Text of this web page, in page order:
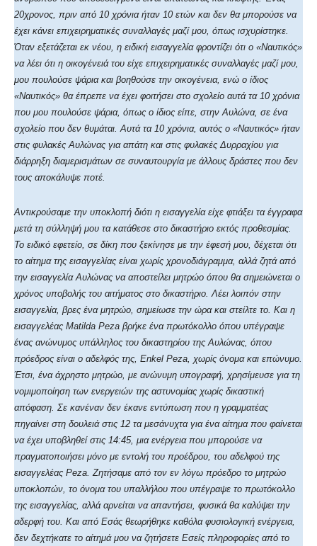
20χρονος, πριν από 10 χρόνια ήταν 10 ετών και δεν θα μπορούσε να
έχει κάνει επιχειρηματικές συναλλαγές μαζί μου, όπως ισχυρίστηκε.
Όταν εξετάζεται εκ νέου, η ειδική εισαγγελία φροντίζει ότι ο «Ναυτικός»
να λέει ότι η οικογένειά του είχε επιχειρηματικές συναλλαγές μαζί μου,
μου πουλούσε ψάρια και βοηθούσε την οικογένεια, ενώ ο ίδιος
«Ναυτικός» θα έπρεπε να έχει φοιτήσει στο σχολείο αυτά τα 10 χρόνια
που μου πουλούσε ψάρια, όπως ο ίδιος είπε, στην Αυλώνα, σε ένα
σχολείο που δεν θυμάται. Αυτά τα 10 χρόνια, αυτός ο «Ναυτικός» ήταν
στις φυλακές Αυλώνας για απάτη και στις φυλακές Δυρραχίου για
διάρρηξη διαμερισμάτων σε συναυτουργία με άλλους δράστες που δεν
τους αποκάλυψε ποτέ.
Αντικρούσαμε την υποκλοπή διότι η εισαγγελία είχε φτιάξει τα έγγραφα
μετά τη σύλληψή μου τα κατάθεσε στο δικαστήριο εκτός προθεσμίας.
Το ειδικό εφετείο, σε δίκη που ξεκίνησε με την έφεσή μου, δέχεται ότι
το αίτημα της εισαγγελίας είναι χωρίς χρονοδιάγραμμα, αλλά ζητά από
την εισαγγελία Αυλώνας να αποστείλει μητρώο όπου θα σημειώνεται ο
χρόνος υποβολής του αιτήματος στο δικαστήριο. Λέει λοιπόν στην
εισαγγελία, βρες ένα μητρώο, σημείωσε την ώρα και στείλτε το. Και η
εισαγγελέας Matilda Peza βρήκε ένα πρωτόκολλο όπου υπέγραψε
ένας ανώνυμος υπάλληλος του δικαστηρίου της Αυλώνας, όπου
πρόεδρος είναι ο αδελφός της, Enkel Peza, χωρίς όνομα και επώνυμο.
Έτσι, ένα άχρηστο μητρώο, με ανώνυμη υπογραφή, χρησίμευσε για τη
νομιμοποίηση των ενεργειών της αστυνομίας χωρίς δικαστική
απόφαση. Σε κανέναν δεν έκανε εντύπωση που η γραμματέας
πηγαίνει στη δουλειά στις 12 τα μεσάνυχτα για ένα αίτημα που φαίνεται
να έχει υποβληθεί στις 14:45, μια ενέργεια που μπορούσε να
πραγματοποιήσει μόνο με εντολή του προέδρου, του αδελφού της
εισαγγελέας Peza. Ζητήσαμε από τον εν λόγω πρόεδρο το μητρώο
υποκλοπών, το όνομα του υπαλλήλου που υπέγραψε το πρωτόκολλο
της εισαγγελίας, αλλά αρνείται να απαντήσει, φυσικά θα καλύψει την
αδερφή του. Και από Εσάς θεωρήθηκε καθόλα φυσιολογική ενέργεια,
δεν δεχτήκατε το αίτημά μου να ζητήσετε Εσείς πληροφορίες από το